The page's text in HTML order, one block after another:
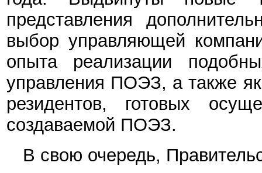
представления
выбор управляющей
опыта реализации
управления ПОЭЗ, а также
резидентов, готовых
создаваемой ПОЭЗ.
В свою очередь,